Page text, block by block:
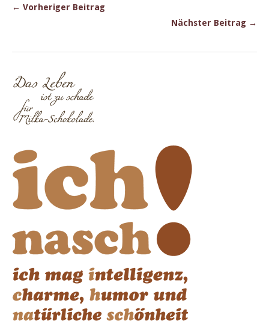
← Vorheriger Beitrag
Nächster Beitrag →